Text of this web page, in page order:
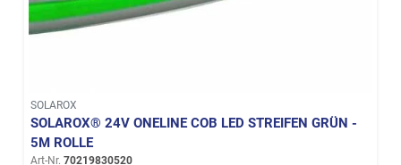
SOLAROX
SOLAROX® 24V ONELINE COB LED STREIFEN GRÜN -
5M ROLLE
Art-Nr. 70219830520